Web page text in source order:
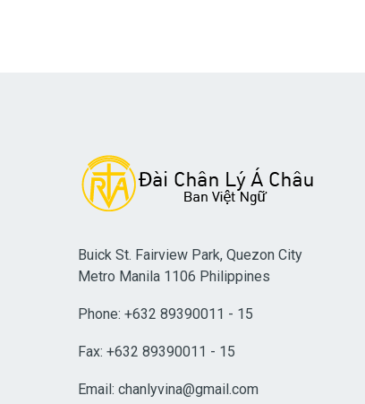
Buick St. Fairview Park, Quezon City
Metro Manila 1106 Philippines
Phone: +632 89390011 - 15
Fax: +632 89390011 - 15
Email: chanlyvina@gmail.com